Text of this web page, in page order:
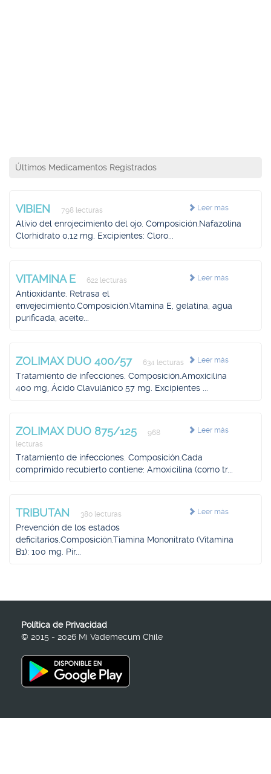
Últimos Medicamentos Registrados
Leer más
VIBIEN 798 lecturas
Alivio del enrojecimiento del ojo. Composición.Nafazolina
Clorhidrato 0,12 mg. Excipientes: Cloro...
Leer más
VITAMINA E 622 lecturas
Antioxidante. Retrasa el
envejecimiento.Composición.Vitamina E, gelatina, agua
purificada, aceite...
Leer más
ZOLIMAX DUO 400/57 634 lecturas
Tratamiento de infecciones. Composición.Amoxicilina
400 mg, Ácido Clavulánico 57 mg. Excipientes ...
Leer más
ZOLIMAX DUO 875/125
968
lecturas
Tratamiento de infecciones. Composición.Cada
comprimido recubierto contiene: Amoxicilina (como tr...
Leer más
TRIBUTAN 380 lecturas
Prevención de los estados
deficitarios.Composición.Tiamina Mononitrato (Vitamina
B1): 100 mg. Pir...
Política de Privacidad
© 2015 - 2026 Mi Vademecum Chile